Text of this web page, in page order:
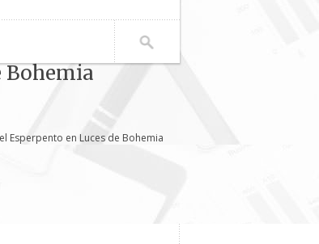
Bohemia
Esperpento en Luces de Bohemia